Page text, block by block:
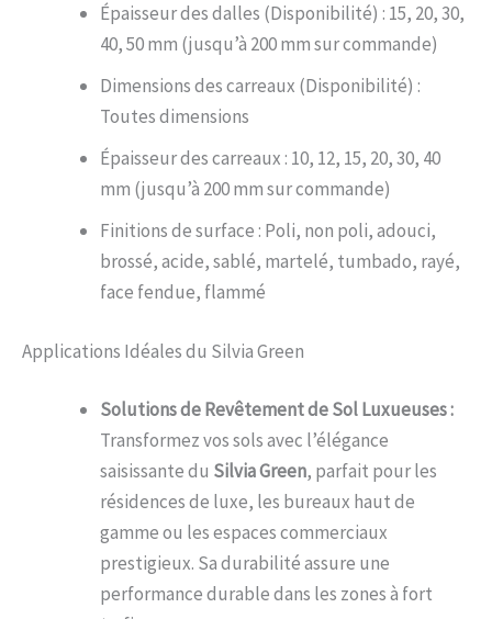
Épaisseur des dalles (Disponibilité) : 15, 20, 30,
40, 50 mm (jusqu’à 200 mm sur commande)
Dimensions des carreaux (Disponibilité) :
Toutes dimensions
Épaisseur des carreaux : 10, 12, 15, 20, 30, 40
mm (jusqu’à 200 mm sur commande)
Finitions de surface : Poli, non poli, adouci,
brossé, acide, sablé, martelé, tumbado, rayé,
face fendue, flammé
Applications Idéales du Silvia Green
Solutions de Revêtement de Sol Luxueuses :
Transformez vos sols avec l’élégance
saisissante du Silvia Green, parfait pour les
résidences de luxe, les bureaux haut de
gamme ou les espaces commerciaux
prestigieux. Sa durabilité assure une
performance durable dans les zones à fort